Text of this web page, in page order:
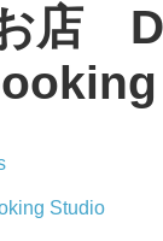
店
Studio